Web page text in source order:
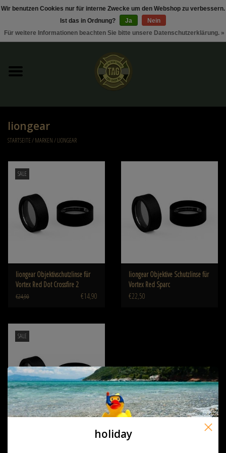
Sonderangebote / Rabattaktionen
Kleding
Tactical gear
Munition
Diverse
liongear
STARTSEITE/MARKEN/LIONGEAR
SALE
liongear Objektivschutzlinse für
Vortex Red Dot Crossfire 2
€24,90 €14,90
liongear Objektive Schutzlinse für
Vortex Red Sparc
€22,50
SALE
Wir benutzen Cookies nur für interne Zwecke um den Webshop zu verbessern.
Ist das in Ordnung?
Ja
Nein
Für weitere Informationen beachten Sie bitte unsere Datenschutzerklärung. »
holiday